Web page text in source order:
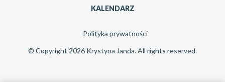
KALENDARZ
Polityka prywatności
© Copyright 2026 Krystyna Janda. All rights reserved.